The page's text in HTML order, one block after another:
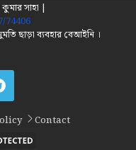
সাহা |
74406
ছাড়া ব্যবহার বেআইনি ।
Contact